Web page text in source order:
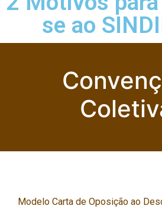
se ao
Modelo Carta de Oposição ao